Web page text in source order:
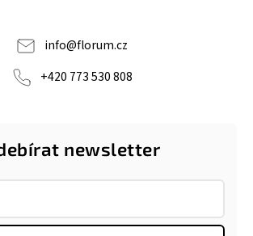
info@florum.cz
+420 773 530 808
newsletter